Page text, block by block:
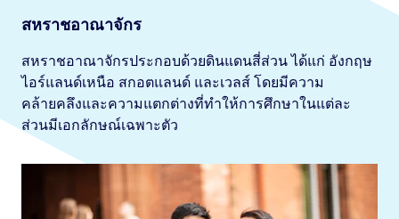
สหราชอาณาจักร
สหราชอาณาจักรประกอบด้วยดินแดนสี่ส่วน ได้แก่ อังกฤษ
ไอร์แลนด์เหนือ สกอตแลนด์ และเวลส์ โดยมีความ
คล้ายคลึงและความแตกต่างที่ทำให้การศึกษาในแต่ละ
ส่วนมีเอกลักษณ์เฉพาะตัว